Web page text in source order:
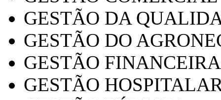
GESTÃO DA
GESTÃO DO
GESTÃO FINANCEIRA
GESTÃO